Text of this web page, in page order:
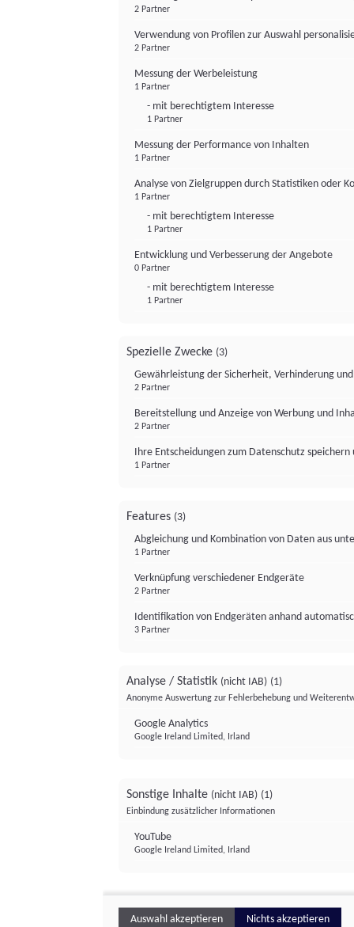
2 Partner
Verwendung von Profilen zur Auswahl
2 Partner
Messung der Werbeleistung
1 Partner
- mit berechtigtem Interesse
1 Partner
Messung der Performance von Inhalten
1 Partner
Analyse von Zielgruppen durch Statistiken oder
1 Partner
- mit berechtigtem Interesse
1 Partner
Entwicklung und Verbesserung der Angebote
0 Partner
- mit berechtigtem Interesse
1 Partner
Spezielle Zwecke (3)
Gewährleistung der Sicherheit, Verhinderung
2 Partner
Bereitstellung und Anzeige von Werbung und
2 Partner
Ihre Entscheidungen zum Datenschutz
1 Partner
Features (3)
Abgleichung und Kombination von Daten aus
1 Partner
Verknüpfung verschiedener Endgeräte
2 Partner
Identifikation von Endgeräten anhand
3 Partner
Analyse / Statistik (nicht IAB) (1)
Anonyme Auswertung zur Fehlerbehebung und
Google Analytics
Google Ireland Limited, Irland
Sonstige Inhalte (nicht IAB) (1)
Einbindung zusätzlicher Informationen
YouTube
Google Ireland Limited, Irland
Auswahl akzeptieren Nichts akzeptieren